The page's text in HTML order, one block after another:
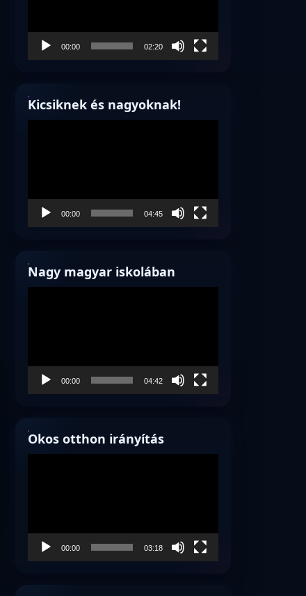
00:00 02:20
Kicsiknek és nagyoknak!
00:00 04:45
Nagy magyar iskolában
00:00 04:42
Okos otthon irányítás
00:00 03:18